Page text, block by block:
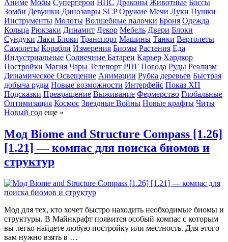
Аниме Мобы Супергерои НПС Драконы Животные Боссы
Зомби Девушки Динозавры SCP Оружие Мечи Луки Пушки
Инструменты Молоты Волшебные палочки Броня Одежда
Кольца Рюкзаки Динамит Декор Мебель Двери Блоки
Сундуки Лаки Блоки Транспорт Машины Танки Вертолеты
Самолеты Корабли Измерения Биомы Растения Еда
Индустриальные Солнечные Батареи Карьер Хардкор
Постройки Магия Чары Телепорт РПГ Погода Руды Реализм
Динамическое Освещение Анимации Рубка деревьев Быстрая
добыча руды Новые возможности Интерфейс Показ ХП
Подсказки Превращение Выживание Фермерство Глобальные
Оптимизация Космос Звездные Войны Новые крафты Читы
Новый год еще »
Мод Biome and Structure Compass [1.26]
[1.21] — компас для поиска биомов и
структур
Мод для тех, кто хочет быстро находить необходимые биомы и
структуры. В Майнкрафт появится особый компас с которым
вы легко найдете любую постройку или местность. Для этого
вам нужно взять в …